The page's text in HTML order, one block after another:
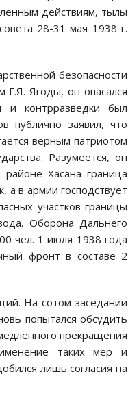
действиям, тылы
28-31 мая 1938 г.
безопасности
Ягоды, он опасался
и контрразведки был
публично заявил, что
верным патриотом
Разумеется, он
Хасана граница
а в армии господствует
участков границы
Оборона Дальнего
чел. 1 июля 1938 года
фронт в составе 2
На сотом заседании
попытался обсудить
прекращения
таких мер и
лишь согласия на